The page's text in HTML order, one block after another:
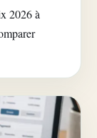
2026 à